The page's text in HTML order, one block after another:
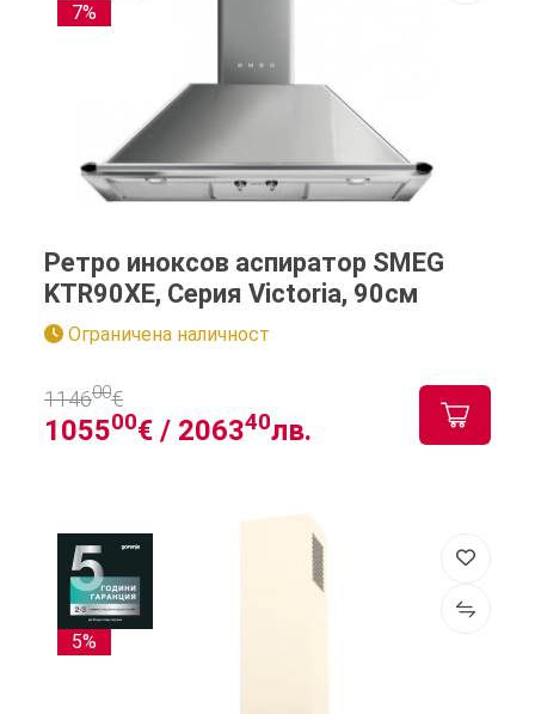
7%
Ретро иноксов аспиратор SMEG
KTR90XE, Серия Victoria, 90см
Ограничена наличност
105500€ / 206340лв.
114600€
5%